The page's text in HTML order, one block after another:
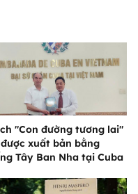
"Con đường tương lai"
được xuất bản bằng
Tây Ban Nha tại Cuba